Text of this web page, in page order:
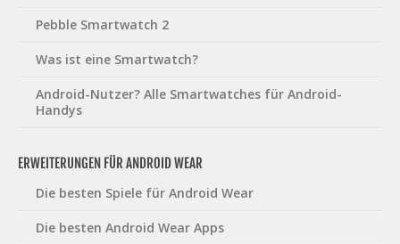
Pebble Smartwatch 2
Was ist eine Smartwatch?
Android-Nutzer? Alle Smartwatches für Android-
Handys
ERWEITERUNGEN FÜR ANDROID WEAR
Die besten Spiele für Android Wear
Die besten Android Wear Apps